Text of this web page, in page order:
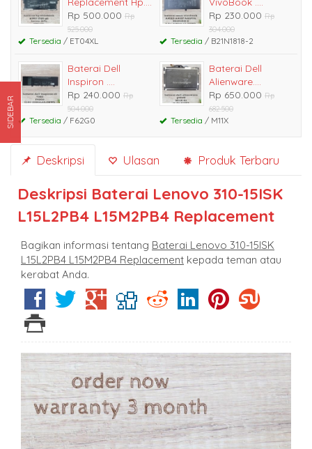
Rp 500.000 Rp
525.000
Tersedia / ET04XL
Rp 230.000 Rp
304.000
Tersedia / B21N1818-2
Baterai Dell
Inspiron ....
Rp 240.000 Rp
504.000
Tersedia / F62G0
Baterai Dell
Alienware....
Rp 650.000 Rp
682.500
Tersedia / M11X
Deskripsi Ulasan Produk Terbaru
Deskripsi Baterai Lenovo 310-15ISK
L15L2PB4 L15M2PB4 Replacement
Bagikan informasi tentang Baterai Lenovo 310-15ISK
L15L2PB4 L15M2PB4 Replacement kepada teman atau
kerabat Anda.
SIDEBAR